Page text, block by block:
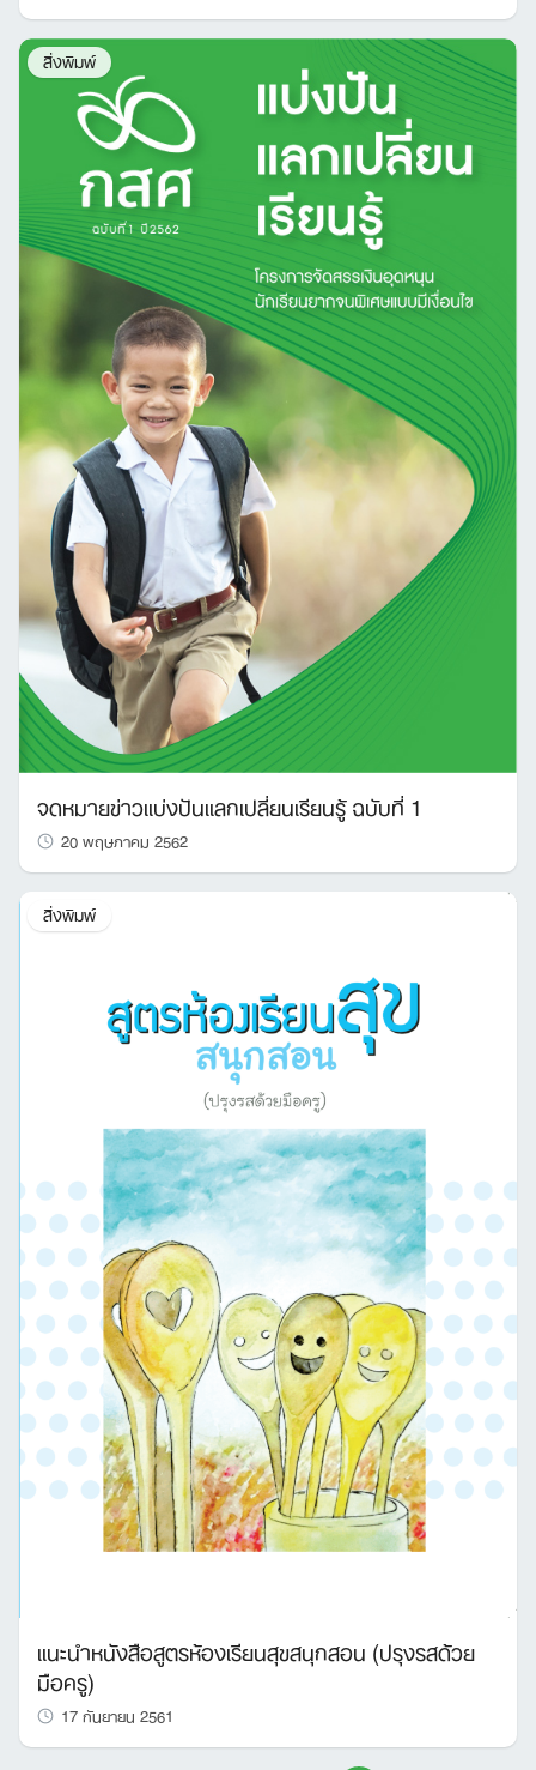
Search
for:
สิ่งพิมพ์
จดหมายข่าวแบ่งปันแลกเปลี่ยนเรียนรู้ ฉบับที่ 1
20 พฤษภาคม 2562
สิ่งพิมพ์
แนะนำหนังสือสูตรห้องเรียนสุขสนุกสอน (ปรุงรสด้วย
มือครู)
17 กันยายน 2561